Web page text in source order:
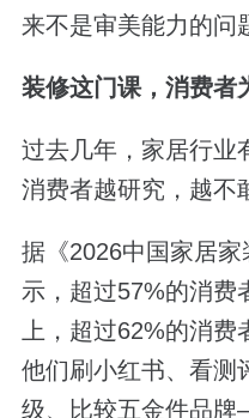
来不是审美能力的问
装修这门课，消费者
过去几年，家居行业
消费者越研究，越不
据《2026中国家居
示，超过57%的消费
上，超过62%的消费
他们刷小红书、看测
级、比较五金件品